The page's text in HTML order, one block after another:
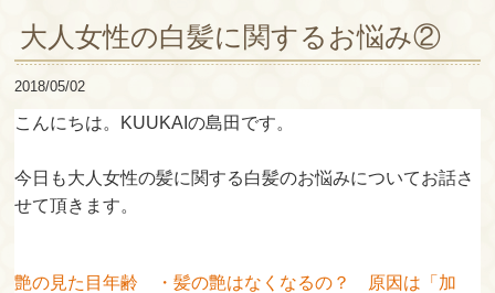
大人女性の白髪に関するお悩み②
2018/05/02
こんにちは。KUUKAIの島田です。
今日も大人女性の髪に関する白髪のお悩みについてお話さ
せて頂きます。
艶の見た目年齢 ・髪の艶はなくなるの？ 原因は「加